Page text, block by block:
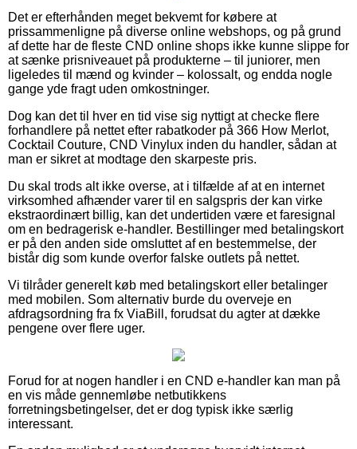
Det er efterhånden meget bekvemt for købere at
prissammenligne på diverse online webshops, og på grund
af dette har de fleste CND online shops ikke kunne slippe for
at sænke prisniveauet på produkterne – til juniorer, men
ligeledes til mænd og kvinder – kolossalt, og endda nogle
gange yde fragt uden omkostninger.
Dog kan det til hver en tid vise sig nyttigt at checke flere
forhandlere på nettet efter rabatkoder på 366 How Merlot,
Cocktail Couture, CND Vinylux inden du handler, sådan at
man er sikret at modtage den skarpeste pris.
Du skal trods alt ikke overse, at i tilfælde af at en internet
virksomhed afhænder varer til en salgspris der kan virke
ekstraordinært billig, kan det undertiden være et faresignal
om en bedragerisk e-handler. Bestillinger med betalingskort
er på den anden side omsluttet af en bestemmelse, der
bistår dig som kunde overfor falske outlets på nettet.
Vi tilråder generelt køb med betalingskort eller betalinger
med mobilen. Som alternativ burde du overveje en
afdragsordning fra fx ViaBill, forudsat du agter at dække
pengene over flere uger.
Forud for at nogen handler i en CND e-handler kan man på
en vis måde gennemløbe netbutikkens
forretningsbetingelser, det er dog typisk ikke særlig
interessant.